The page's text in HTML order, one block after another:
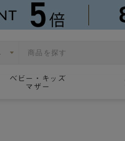
ベビー・キッズ
マザー